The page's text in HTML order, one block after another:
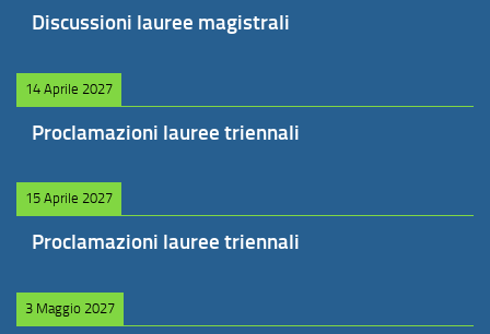
Discussioni lauree magistrali
14 Aprile 2027
Proclamazioni lauree triennali
15 Aprile 2027
Proclamazioni lauree triennali
3 Maggio 2027